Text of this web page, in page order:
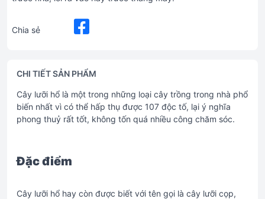
Chia sẻ
CHI TIẾT SẢN PHẨM
Cây lưỡi hổ là một trong những loại cây trồng trong nhà phổ
biến nhất vì có thể hấp thụ được 107 độc tố, lại ý nghĩa
phong thuỷ rất tốt, không tốn quá nhiều công chăm sóc.
Đặc điểm
Cây lưỡi hổ hay còn được biết với tên gọi là cây lưỡi cọp,